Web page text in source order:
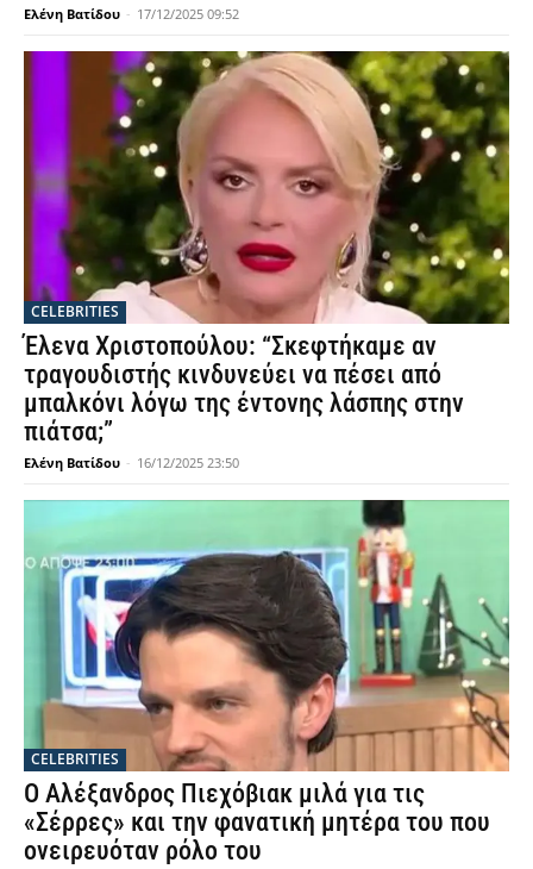
Ελένη Βατίδου - 17/12/2025 09:52
CELEBRITIES
Έλενα Χριστοπούλου: “Σκεφτήκαμε αν
τραγουδιστής κινδυνεύει να πέσει από
μπαλκόνι λόγω της έντονης λάσπης στην
πιάτσα;”
Ελένη Βατίδου - 16/12/2025 23:50
CELEBRITIES
Ο Αλέξανδρος Πιεχόβιακ μιλά για τις
«Σέρρες» και την φανατική μητέρα του που
ονειρευόταν ρόλο του